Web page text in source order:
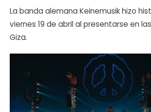
La banda alemana Keinemusik hizo
viernes 19 de abril al presentarse en
Giza.